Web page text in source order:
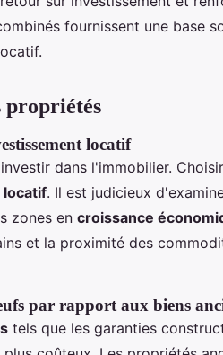
fournissent une base
propriétés
locatif
dans l'immobilier.
locatif. Il est judicieux
zones en croissance
et la proximité des
par rapport aux biens
tels que les garanties